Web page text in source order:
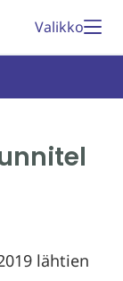
Valikko
lähtien